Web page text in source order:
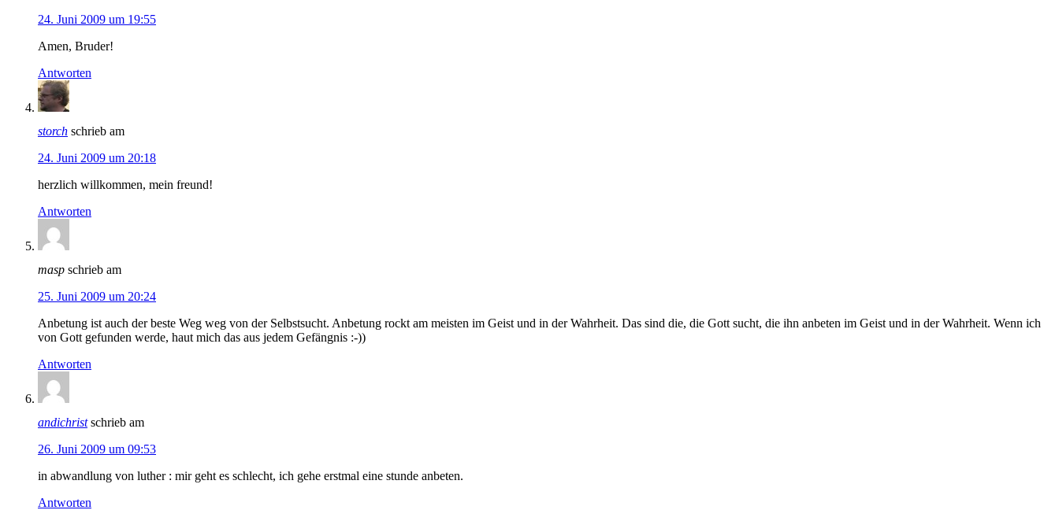
24. Juni 2009 um 19:55
Amen, Bruder!
Antworten
storch schrieb am
24. Juni 2009 um 20:18
herzlich willkommen, mein freund!
Antworten
masp schrieb am
25. Juni 2009 um 20:24
Anbetung ist auch der beste Weg weg von der Selbstsucht. Anbetung rockt am meisten im Geist und in der Wahrheit. Das sind die, die Gott sucht, die ihn anbeten im Geist und in der Wahrheit. Wenn ich
von Gott gefunden werde, haut mich das aus jedem Gefängnis :-))
Antworten
andichrist schrieb am
26. Juni 2009 um 09:53
in abwandlung von luther : mir geht es schlecht, ich gehe erstmal eine stunde anbeten.
Antworten